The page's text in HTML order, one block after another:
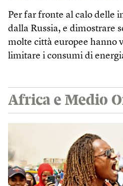
Per far fronte al calo delle
dalla Russia, e dimostrare
molte città europee hanno
limitare i consumi di
Africa e Medio